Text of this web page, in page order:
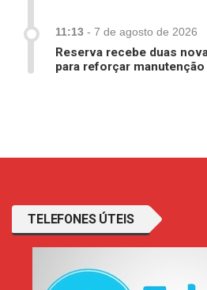
11:13 - 7 de agosto de 2026
Reserva recebe duas
para reforçar
TELEFONES ÚTEIS